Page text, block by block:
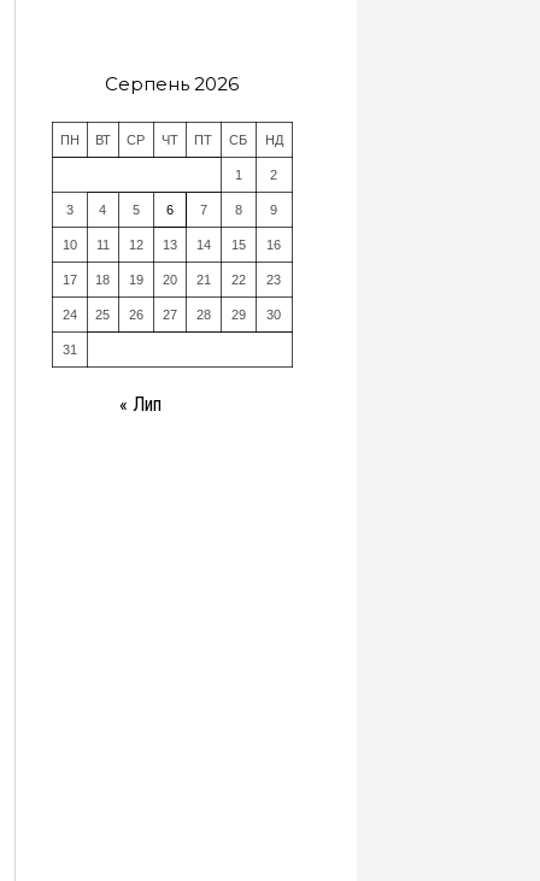
Серпень 2026
ПН ВТ СР ЧТ ПТ СБ НД
1 2
3 4 5 6 7 8 9
10 11 12 13 14 15 16
17 18 19 20 21 22 23
24 25 26 27 28 29 30
31
« Лип